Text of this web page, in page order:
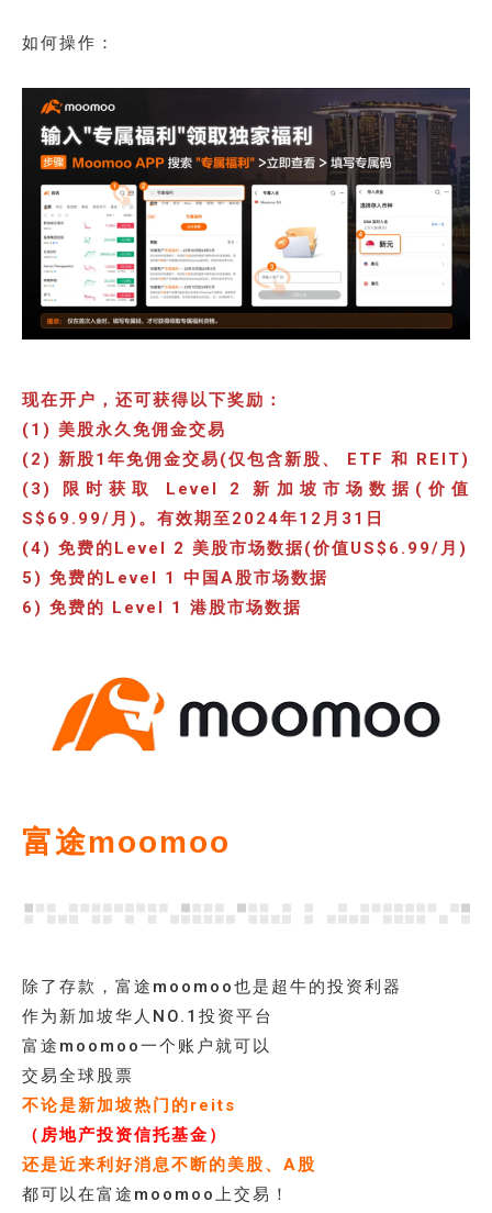
如何操作：
现在开户，还可获得以下奖励：
(1) 美股永久免佣金交易
(2) 新股1年免佣金交易(仅包含新股、 ETF 和 REIT)
(3) 限时获取 Level 2 新加坡市场数据(价值
S$69.99/月)。有效期至2024年12月31日
(4) 免费的Level 2 美股市场数据(价值US$6.99/月)
5) 免费的Level 1 中国A股市场数据
6) 免费的 Level 1 港股市场数据
富途moomoo
除了存款，富途moomoo也是超牛的投资利器
作为新加坡华人NO.1投资平台
富途moomoo一个账户就可以
交易全球股票
不论是新加坡热门的reits
（房地产投资信托基金）
还是近来利好消息不断的美股、A股
都可以在富途moomoo上交易！